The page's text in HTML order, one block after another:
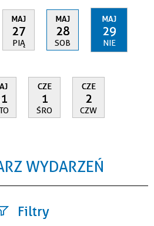
MAJ
27
PIĄ
MAJ
28
SOB
MAJ
29
NIE
CZE
1
ŚRO
CZE
2
CZW
WYDARZEŃ
Filtry